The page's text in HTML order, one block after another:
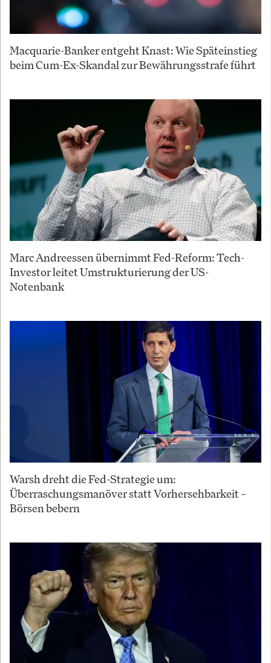
Macquarie-Banker entgeht Knast: Wie Späteinstieg
beim Cum-Ex-Skandal zur Bewährungsstrafe führt
Marc Andreessen übernimmt Fed-Reform: Tech-
Investor leitet Umstrukturierung der US-
Notenbank
Warsh dreht die Fed-Strategie um:
Überraschungsmanöver statt Vorhersehbarkeit –
Börsen bebern